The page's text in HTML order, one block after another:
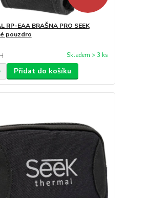
RP-EAA BRAŠNA PRO SEEK
pouzdro
Skladem > 3 ks
Přidat do košíku